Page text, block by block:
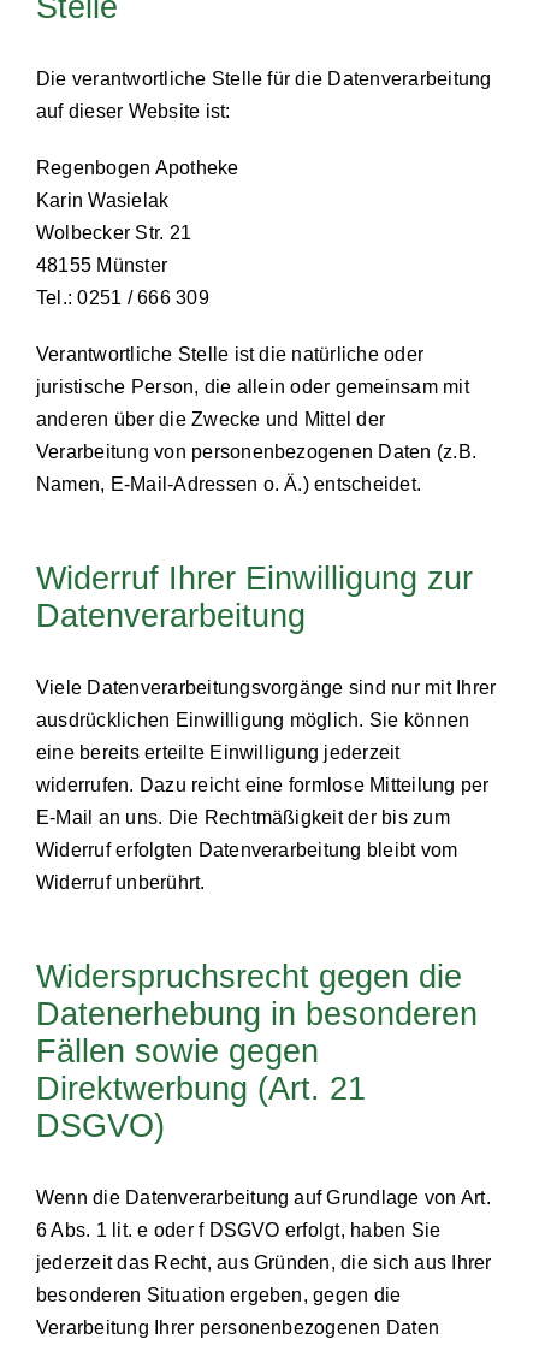
Die verantwortliche Stelle für die Datenverarbeitung
auf dieser Website ist:
Regenbogen Apotheke
Karin Wasielak
Wolbecker Str. 21
48155 Münster
Tel.: 0251 / 666 309
Verantwortliche Stelle ist die natürliche oder
juristische Person, die allein oder gemeinsam mit
anderen über die Zwecke und Mittel der
Verarbeitung von personenbezogenen Daten (z.B.
Namen, E-Mail-Adressen o. Ä.) entscheidet.
Widerruf Ihrer Einwilligung zur
Datenverarbeitung
Viele Datenverarbeitungsvorgänge sind nur mit Ihrer
ausdrücklichen Einwilligung möglich. Sie können
eine bereits erteilte Einwilligung jederzeit
widerrufen. Dazu reicht eine formlose Mitteilung per
E-Mail an uns. Die Rechtmäßigkeit der bis zum
Widerruf erfolgten Datenverarbeitung bleibt vom
Widerruf unberührt.
Widerspruchsrecht gegen die
Datenerhebung in besonderen
Fällen sowie gegen
Direktwerbung (Art. 21
DSGVO)
Wenn die Datenverarbeitung auf Grundlage von Art.
6 Abs. 1 lit. e oder f DSGVO erfolgt, haben Sie
jederzeit das Recht, aus Gründen, die sich aus Ihrer
besonderen Situation ergeben, gegen die
Verarbeitung Ihrer personenbezogenen Daten